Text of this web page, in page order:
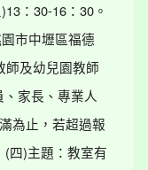
：30-16：30。
市中壢區福德
及幼兒園教師
家長、專業人
為止，若超過報
四)主題：教室有